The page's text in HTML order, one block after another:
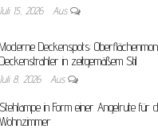
Juli 15, 2026 Aus
Moderne Deckenspots:
Deckenstrahler in zeitgemäßem Stil
Juli 8, 2026 Aus
Stehlampe in Form einer Angelrute für
Wohnzimmer